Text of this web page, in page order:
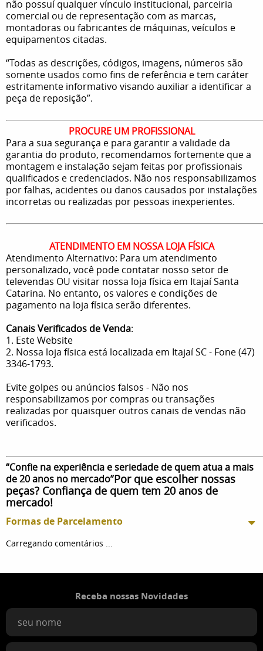
não possuí qualquer vínculo institucional, parceiria
comercial ou de representação com as marcas,
montadoras ou fabricantes de máquinas, veículos e
equipamentos citadas.
“Todas as descrições, códigos, imagens, números são
somente usados como fins de referência e tem caráter
estritamente informativo visando auxiliar a identificar a
peça de reposição”.
PROCURE UM PROFISSIONAL
Para a sua segurança e para garantir a validade da
garantia do produto, recomendamos fortemente que a
montagem e instalação sejam feitas por profissionais
qualificados e credenciados. Não nos responsabilizamos
por falhas, acidentes ou danos causados por instalações
incorretas ou realizadas por pessoas inexperientes.
ATENDIMENTO EM NOSSA LOJA FÍSICA
Atendimento Alternativo: Para um atendimento
personalizado, você pode contatar nosso setor de
televendas OU visitar nossa loja física em Itajaí Santa
Catarina. No entanto, os valores e condições de
pagamento na loja física serão diferentes.
Canais Verificados de Venda:
1. Este Website
2. Nossa loja física está localizada em Itajaí SC - Fone (47)
3346-1793.
Evite golpes ou anúncios falsos - Não nos
responsabilizamos por compras ou transações
realizadas por quaisquer outros canais de vendas não
verificados.
“Confie na experiência e seriedade de quem atua a mais
de 20 anos no mercado”Por que escolher nossas
peças? Confiança de quem tem 20 anos de
mercado!
Formas de Parcelamento
Carregando comentários ...
Receba nossas Novidades